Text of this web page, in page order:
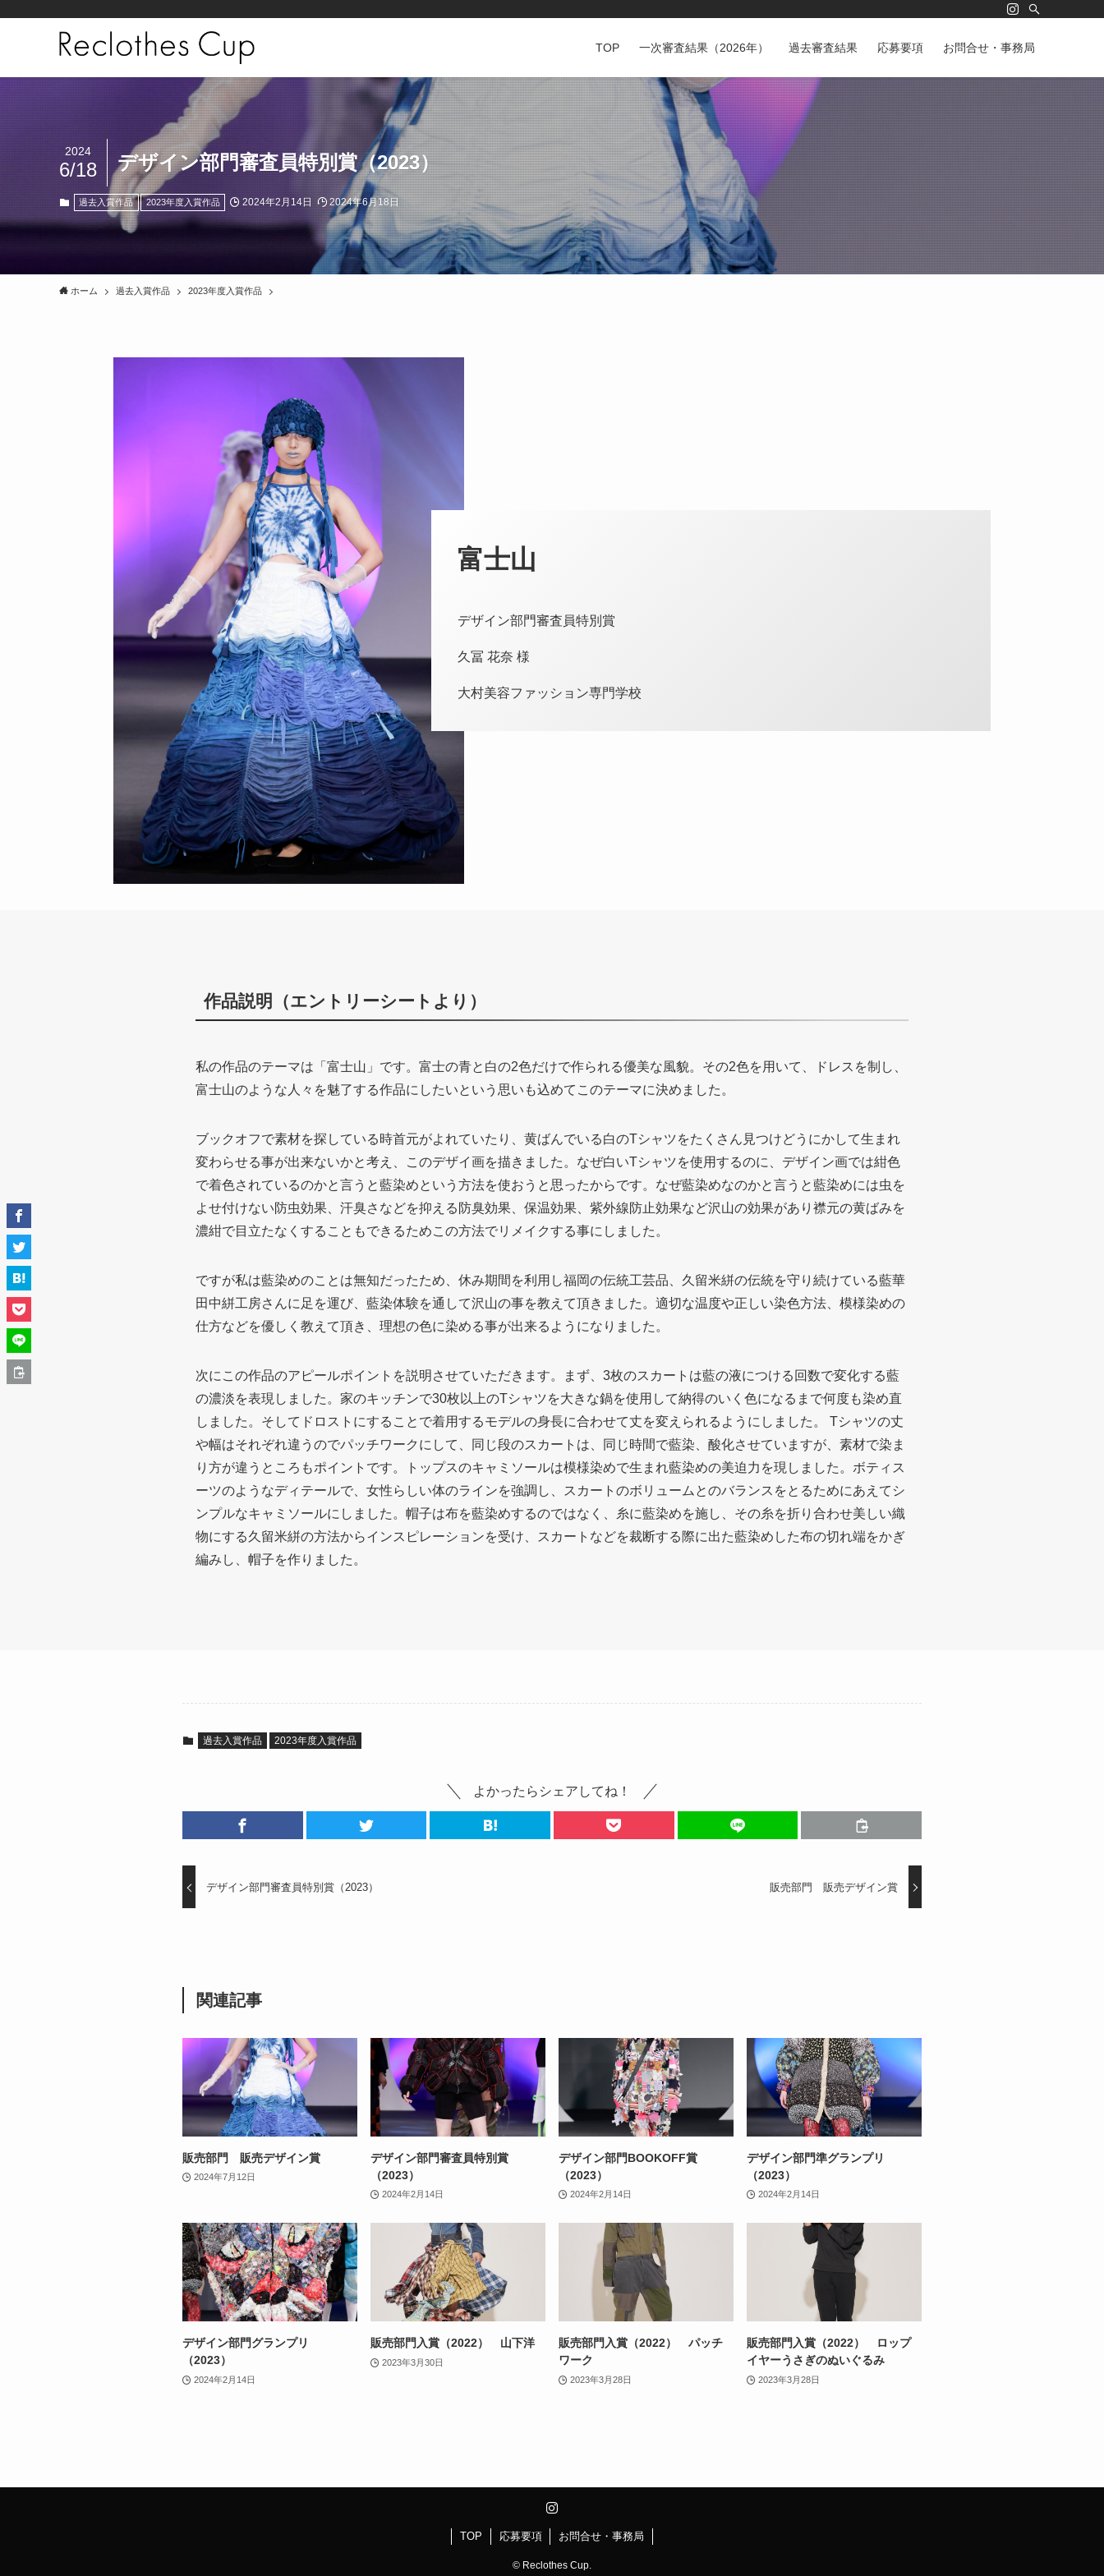
TOP 一次審査結果（2026年） 過去審査結果 応募要項 お問合せ・事務局
デザイン部門審査員特別賞（2023）
2024
6/18
過去入賞作品 2023年度入賞作品 2024年2月14日 2024年6月18日
ホーム 過去入賞作品 2023年度入賞作品
富士山
デザイン部門審査員特別賞
久冨 花奈 様
大村美容ファッション専門学校
作品説明（エントリーシートより）
私の作品のテーマは「富士山」です。富士の青と白の2色だけで作られる優美な風貌。その2色を用いて、ドレスを制し、
富士山のような人々を魅了する作品にしたいという思いも込めてこのテーマに決めました。
ブックオフで素材を探している時首元がよれていたり、黄ばんでいる白のTシャツをたくさん見つけどうにかして生まれ
変わらせる事が出来ないかと考え、このデザイ画を描きました。なぜ白いTシャツを使用するのに、デザイン画では紺色
で着色されているのかと言うと藍染めという方法を使おうと思ったからです。なぜ藍染めなのかと言うと藍染めには虫を
よせ付けない防虫効果、汗臭さなどを抑える防臭効果、保温効果、紫外線防止効果など沢山の効果があり襟元の黄ばみを
濃紺で目立たなくすることもできるためこの方法でリメイクする事にしました。
ですが私は藍染めのことは無知だったため、休み期間を利用し福岡の伝統工芸品、久留米絣の伝統を守り続けている藍華
田中絣工房さんに足を運び、藍染体験を通して沢山の事を教えて頂きました。適切な温度や正しい染色方法、模様染めの
仕方などを優しく教えて頂き、理想の色に染める事が出来るようになりました。
次にこの作品のアピールポイントを説明させていただきます。まず、3枚のスカートは藍の液につける回数で変化する藍
の濃淡を表現しました。家のキッチンで30枚以上のTシャツを大きな鍋を使用して納得のいく色になるまで何度も染め直
しました。そしてドロストにすることで着用するモデルの身長に合わせて丈を変えられるようにしました。 Tシャツの丈
や幅はそれぞれ違うのでパッチワークにして、同じ段のスカートは、同じ時間で藍染、酸化させていますが、素材で染ま
り方が違うところもポイントです。トップスのキャミソールは模様染めで生まれ藍染めの美迫力を現しました。ボティス
ーツのようなディテールで、女性らしい体のラインを強調し、スカートのボリュームとのバランスをとるためにあえてシ
ンプルなキャミソールにしました。帽子は布を藍染めするのではなく、糸に藍染めを施し、その糸を折り合わせ美しい織
物にする久留米絣の方法からインスピレーションを受け、スカートなどを裁断する際に出た藍染めした布の切れ端をかぎ
編みし、帽子を作りました。
過去入賞作品 2023年度入賞作品
よかったらシェアしてね！
デザイン部門審査員特別賞（2023） 販売部門 販売デザイン賞
関連記事
販売部門 販売デザイン賞
2024年7月12日
デザイン部門審査員特別賞
（2023）
2024年2月14日
デザイン部門BOOKOFF賞
（2023）
2024年2月14日
デザイン部門準グランプリ
（2023）
2024年2月14日
デザイン部門グランプリ
（2023）
2024年2月14日
販売部門入賞（2022） 山下洋
2023年3月30日
販売部門入賞（2022） パッチ
ワーク
2023年3月28日
販売部門入賞（2022） ロップ
イヤーうさぎのぬいぐるみ
2023年3月28日
TOP 応募要項 お問合せ・事務局
© Reclothes Cup.